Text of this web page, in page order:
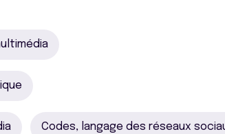
Codes, langage des réseaux